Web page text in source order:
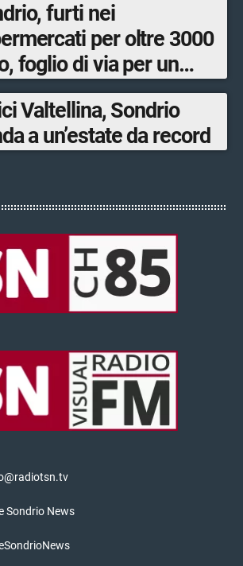
furti nei
per oltre 3000
foglio di via per un
Valtellina, Sondrio
a un’estate da record
Sondrio News